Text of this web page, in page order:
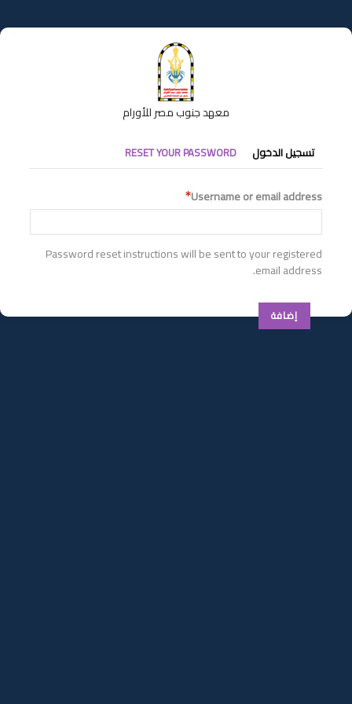
إلى
المحتوى
معهد جنوب مصر للأورام
التبويبات
الأساسية
تسجيل الدخول RESET YOUR PASSWORD
Username or email address
Password reset instructions will be sent to your registered
email address.